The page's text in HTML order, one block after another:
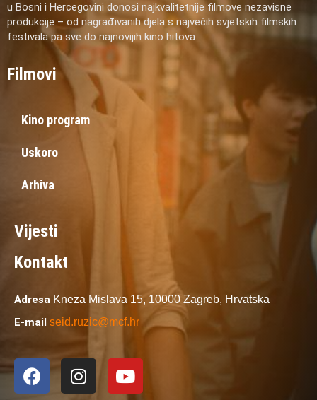
u Bosni i Hercegovini donosi najkvalitetnije filmove nezavisne
produkcije – od nagrađivanih djela s najvećih svjetskih filmskih
festivala pa sve do najnovijih kino hitova.
Filmovi
Kino program
Uskoro
Arhiva
Vijesti
Kontakt
Adresa Kneza Mislava 15, 10000 Zagreb, Hrvatska
E-mail seid.ruzic@mcf.hr